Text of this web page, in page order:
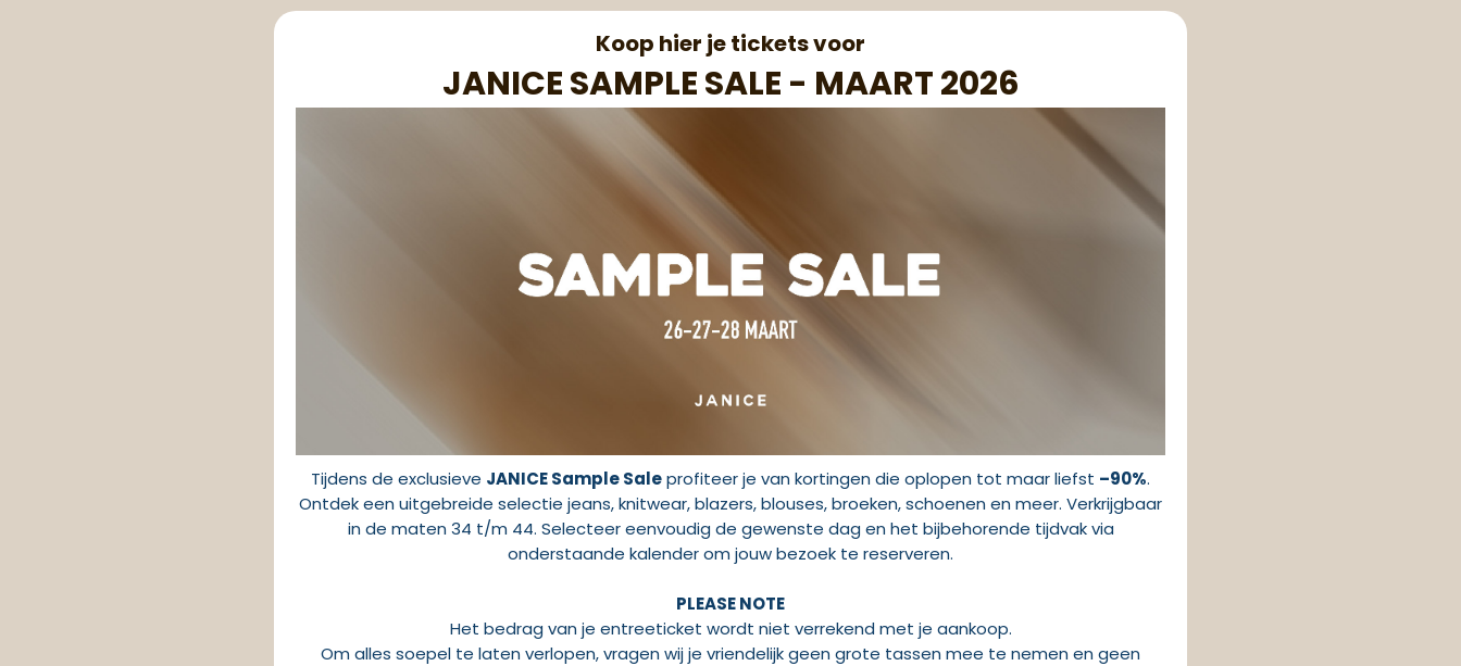
Koop hier je tickets voor
JANICE SAMPLE SALE - MAART 2026
Tijdens de exclusieve JANICE Sample Saleprofiteer je van kortingen die oplopen tot maar liefst –90%.
Ontdek een uitgebreide selectie jeans, knitwear, blazers, blouses, broeken, schoenen en meer. Verkrijgbaar
in de maten 34 t/m 44. Selecteer eenvoudig de gewenste dag en het bijbehorende tijdvak via
onderstaande kalender om jouw bezoek te reserveren.
PLEASE NOTE
Het bedrag van je entreeticket wordt niet verrekend met je aankoop.
Om alles soepel te laten verlopen, vragen wij je vriendelijk geen grote tassen mee te nemen en geen